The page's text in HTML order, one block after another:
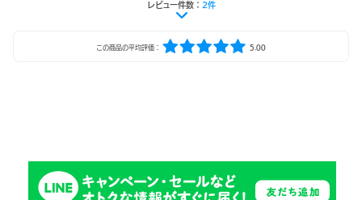
レビュー件数： 2件
この商品の平均評価： 5.00